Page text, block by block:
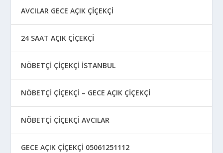
AVCILAR GECE AÇIK ÇİÇEKÇİ
24 SAAT AÇIK ÇİÇEKÇİ
NÖBETÇİ ÇİÇEKÇİ İSTANBUL
NÖBETÇİ ÇİÇEKÇİ – GECE AÇIK ÇİÇEKÇİ
NÖBETÇİ ÇİÇEKÇİ AVCILAR
GECE AÇIK ÇİÇEKÇİ 05061251112